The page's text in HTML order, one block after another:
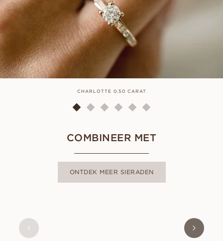
CHARLOTTE 0.50 CARAT
COMBINEER MET
ONTDEK MEER SIERADEN